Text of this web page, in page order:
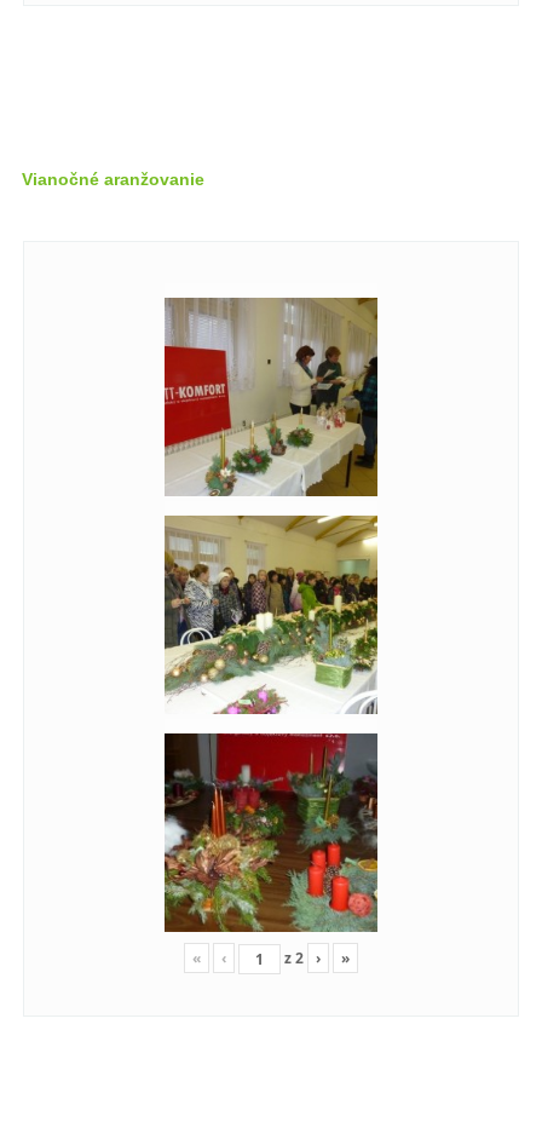
Vianočné aranžovanie
« ‹ z2 › »